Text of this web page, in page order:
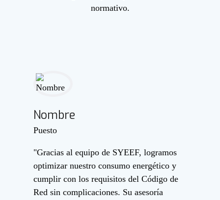
normativo.
Nombre
Puesto
"Gracias al equipo de SYEEF, logramos
optimizar nuestro consumo energético y
cumplir con los requisitos del Código de
Red sin complicaciones. Su asesoría